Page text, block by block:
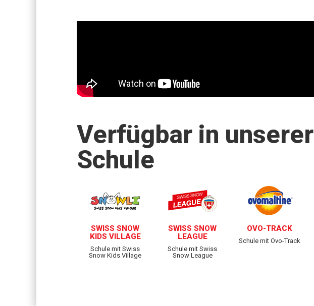
Verfügbar in unserer
Schule
SWISS SNOW
KIDS VILLAGE
Schule mit Swiss
Snow Kids Village
SWISS SNOW
LEAGUE
Schule mit Swiss
Snow League
OVO-TRACK
Schule mit Ovo-Track